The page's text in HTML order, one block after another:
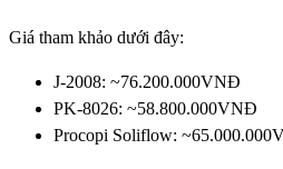
Giá tham khảo dưới đây:
J-2008: ~76.200.000VNĐ
PK-8026: ~58.800.000VNĐ
Procopi Soliflow: